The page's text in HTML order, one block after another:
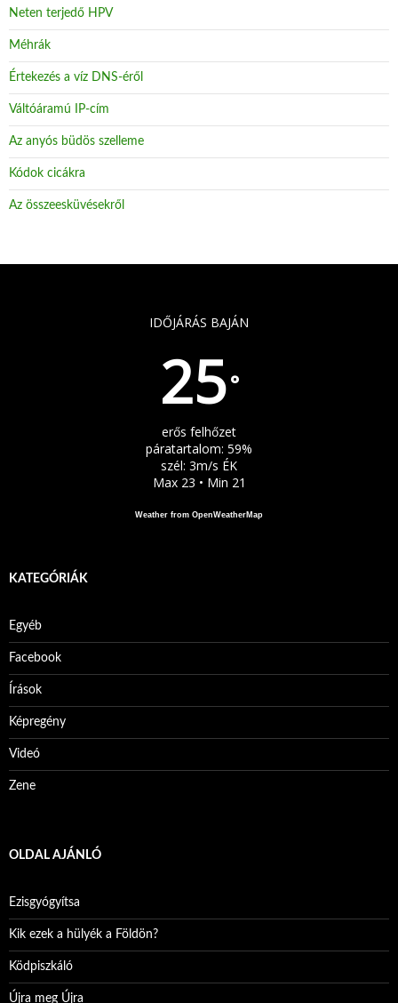
Neten terjedő HPV
Méhrák
Értekezés a víz DNS-éről
Váltóáramú IP-cím
Az anyós büdös szelleme
Kódok cicákra
Az összeesküvésekről
IDŐJÁRÁS BAJÁN
25°
erős felhőzet
páratartalom: 59%
szél: 3m/s ÉK
Max 23 • Min 21
Weather from OpenWeatherMap
KATEGÓRIÁK
Egyéb
Facebook
Írások
Képregény
Videó
Zene
OLDAL AJÁNLÓ
Ezisgyógyítsa
Kik ezek a hülyék a Földön?
Ködpiszkáló
Újra meg Újra